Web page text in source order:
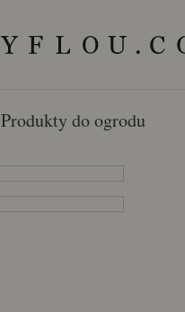
Produkty do ogrodu